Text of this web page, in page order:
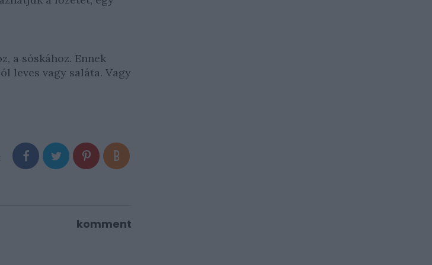
a sóskához. Ennek
leves vagy saláta. Vagy
komment